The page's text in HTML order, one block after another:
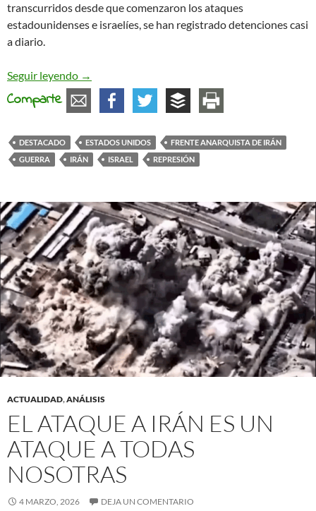
transcurridos desde que comenzaron los ataques
estadounidenses e israelíes, se han registrado detenciones casi
a diario.
Seguir leyendo Irán: guerra y represión
→
Comparte
DESTACADO ESTADOS UNIDOS
FRENTE ANARQUISTA DE IRÁN
GUERRA
IRÁN ISRAEL REPRESIÓN
ACTUALIDAD,ANÁLISIS
EL ATAQUE A IRÁN ES UN
ATAQUE A TODAS
NOSOTRAS
4 MARZO, 2026 DEJA UN COMENTARIO